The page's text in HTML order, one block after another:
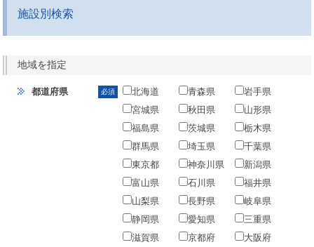
施設別検索
地域を指定
都道府県 必須 北海道 青森県
岩手県
宮城県
秋田県
山形県
福島県
茨城県
栃木県
群馬県
埼玉県
千葉県
東京都
神奈川県
新潟県
富山県
石川県
福井県
山梨県
長野県
岐阜県
静岡県
愛知県
三重県
滋賀県
京都府
大阪府